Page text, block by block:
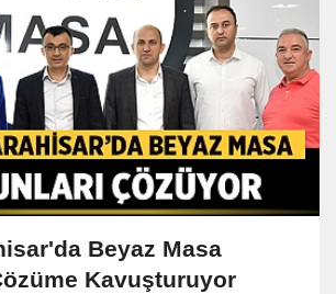
Beyaz Masa
Kavuşturuyor